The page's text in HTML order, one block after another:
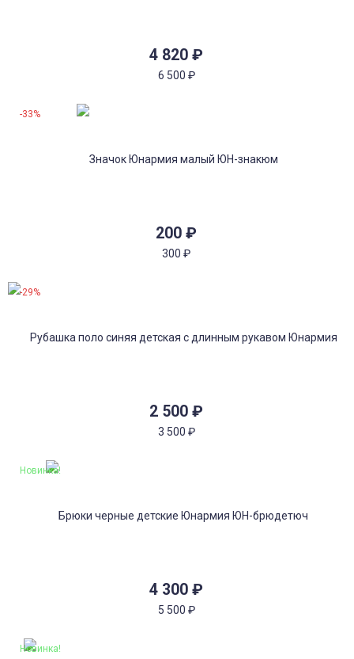
4 820 ₽
6 500 ₽
200 ₽
300 ₽
-33%
2 500 ₽
3 500 ₽
-29%
4 300 ₽
5 500 ₽
Новинка!
Новинка!